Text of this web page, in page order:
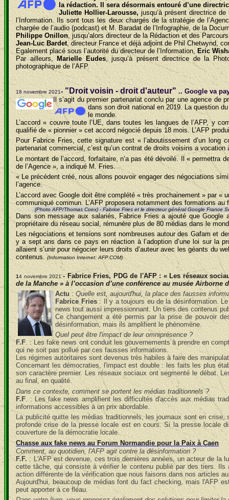
la rédaction.
Il sera désormais entouré d’une
Juliette Hollier-Larousse,jusqu’à présent directrice
l’Information. Ils sont tous les deux chargés de la stratégie de
chargée de l’audio (podcast) et M. Baradat de l’Infographie, de la
Philippe Onillon, jusqu’alors directeur de la Rédaction et des
Jean-Luc Bardet, directeur France et déjà adjoint de Phil Chetwynd,
Egalement placé sous l’autorité du directeur de l’Information, Eric
Par ailleurs, Marielle Eudes, jusqu’à présent directrice de la
photographique de l’AFP.
18 novembre 2021- "Droit voisin - droit d'auteur".. Google va
I l s’agit du premier partenariat conclu par une agence
dans son droit national en 2019. La question
le monde.
L’accord « couvre toute l’UE, dans toutes les langues de l’AFP, y
qualifié de « pionnier » cet accord négocié depuis 18 mois. L’AFP
Pour Fabrice Fries, cette signature est « l’aboutissement d’un
partenariat commercial, c’est qu’un contrat de droits voisins a
Le montant de l’accord, forfaitaire, n’a pas été dévoilé. Il « permettra
de l’Agence », a indiqué M. Fries.
« Le précédent créé, nous allons pouvoir engager des négociations
l’agence.
L’accord avec Google doit être complété « très prochainement » par
communiqué commun. L’AFP proposera notamment des formations au
Fabrice (Photo AFP/Thomas Coex) - Fabrice Fries et le directeur général Google France
Dans son message aux salariés, Fabrice Fries a ajouté que
propriétaire du réseau social, rémunère plus de 80 médias dans le
Les négociations et tensions sont nombreuses autour des Gafam et
y a sept ans dans ce pays en réaction à l’adoption d’une loi sur la
allaient s’unir pour négocier leurs droits d’auteur avec les géants du
contenus.(Information Internet: AFP.COM)
14 novembre 2021- Fabrice Fries, PDG de l'AFP : « Les réseaux
de la Manche » à l’occasion d’une conférence au musée Airborne
Actu :Quelle est, aujourd'hui, la place des fausses
Fabrice Fries: Il y a toujours eu de la désinformation.
news tout aussi impressionnant. Un tiers des contenus
Ce changement a été permis par la prise de pouvoir
désinformation, mais ils amplifient le phénomène.
Quel peut être l'impact de leur omniprésence ?
F.F. : Les fake news ont conduit les gouvernements à prendre en
qui ne soit pas pollué par ces fausses informations.
Les régimes autoritaires sont devenus très habiles à faire des
Concernant les démocraties, l'impact est double : les faits les plus
son caractère premier. Les réseaux sociaux ont segmenté le débat.
au final, en qualité.
Dans ce contexte, comment se portent les médias traditionnels ?
F.F . : Les fake news amplifient les difficultés d'accès aux médias
informations accessibles à un prix abordable.
La publicité quitte les médias traditionnels, les journaux sont en
profonde crise de la presse locale est en cours. Si la presse locale
couverture de la démocratie locale.
Chasse aux fake news au Forum Normandie pour la Paix à Caen
Comment, au quotidien, l'AFP agit contre la désinformation ?
F.F. : L'AFP est devenue, ces trois dernières années, un acteur de la
cette tâche, qui consiste à vérifier le contenu publié par des tiers.
action différente de la vérification que nous faisons dans nos articles
Aujourd'hui, beaucoup de médias font du fact checking, mais l'AFP
peut apporter à ce fléau.